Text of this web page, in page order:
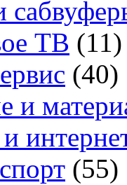
ТВ (11)
(40)
и
(55)